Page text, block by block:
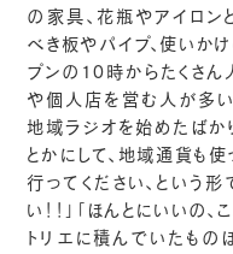
の家具、花瓶やアイロン
べき板やパイプ、使いか
プンの10時からたくさん
や個人店を営む人が多い
地域ラジオを始めたばか
とかにして、地域通貨も
行ってください、という
い！！」「ほんとにいいの、
トリエに積んでいたもの